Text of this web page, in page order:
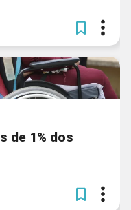
de 1% dos